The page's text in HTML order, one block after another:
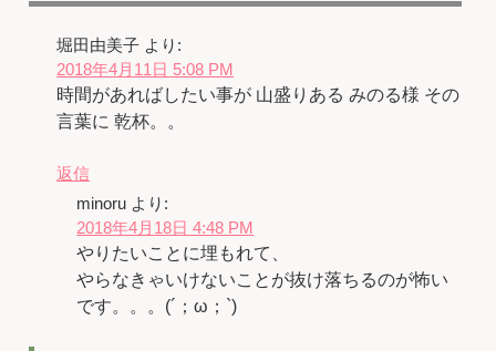
堀田由美子 より:
2018年4月11日 5:08 PM
時間があればしたい事が 山盛りある みのる様 その
言葉に 乾杯。。
返信
minoru より:
2018年4月18日 4:48 PM
やりたいことに埋もれて、
やらなきゃいけないことが抜け落ちるのが怖い
です。。。(´；ω；`)